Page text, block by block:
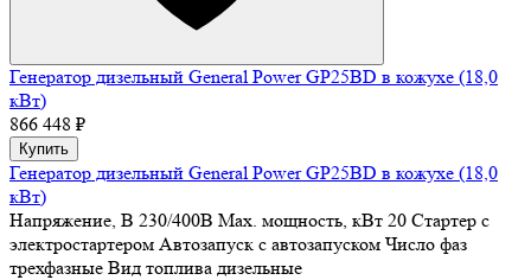
Генератор дизельный General Power GP25BD в кожухе (18,0
кВт)
866 448 ₽
Купить
Генератор дизельный General Power GP25BD в кожухе (18,0
кВт)
Напряжение, В 230/400В Max. мощность, кВт 20 Стартер с
электростартером Автозапуск с автозапуском Число фаз
трехфазные Вид топлива дизельные